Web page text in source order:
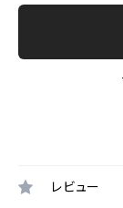
レビュー